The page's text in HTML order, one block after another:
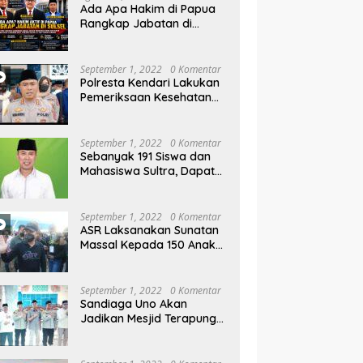
Prostitusi
Ada Apa Hakim di Papua
Rangkap Jabatan di
PERJOSI Desak KY – MA
Turun Tangan
September 1, 2022 0 Komentar
Polresta Kendari Lakukan
Pemeriksaan Kesehatan
September 1, 2022 0 Komentar
Sebanyak 191 Siswa dan
Mahasiswa Sultra, Dapat
September 1, 2022 0 Komentar
ASR Laksanakan Sunatan
Massal Kepada 150 Anak
September 1, 2022 0 Komentar
Sandiaga Uno Akan
Jadikan Mesjid Terapung